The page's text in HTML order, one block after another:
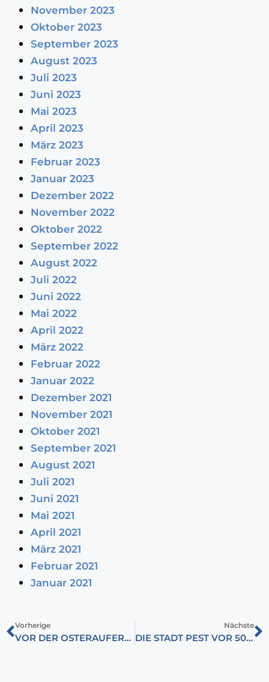
November 2023
Oktober 2023
September 2023
August 2023
Juli 2023
Juni 2023
Mai 2023
April 2023
März 2023
Februar 2023
Januar 2023
Dezember 2022
November 2022
Oktober 2022
September 2022
August 2022
Juli 2022
Juni 2022
Mai 2022
April 2022
März 2022
Februar 2022
Januar 2022
Dezember 2021
November 2021
Oktober 2021
September 2021
August 2021
Juli 2021
Juni 2021
Mai 2021
April 2021
März 2021
Februar 2021
Januar 2021
Vorherige
VOR DER OSTERAUFERSTEHUNG: ÜBER DIE AUFDECKUNG VON VÖLKERMORDEN OHNE HASS
Nächste
DIE STADT PEST VOR 500 JAHREN